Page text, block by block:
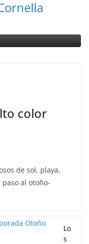
color
de sol, playa,
al otoño-
Lo
s